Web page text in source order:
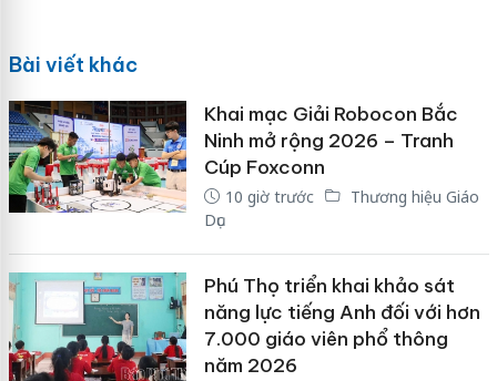
Bài viết khác
Khai mạc Giải Robocon Bắc
Ninh mở rộng 2026 – Tranh
Cúp Foxconn
10 giờ trước
Thương hiệu Giáo
Dục
Phú Thọ triển khai khảo sát
năng lực tiếng Anh đối với hơn
7.000 giáo viên phổ thông
năm 2026